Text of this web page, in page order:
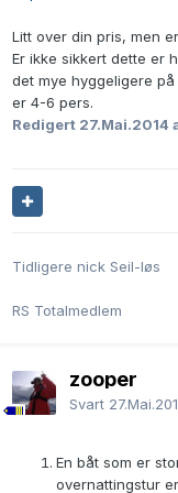
Litt over din pris, men
Er ikke sikkert dette er
det mye hyggeligere
er 4-6 pers.
Redigert 27.Mai.2014
Tidligere nick Seil-løs
RS Totalmedlem
zooper
Svart
En båt som er
overnattingstur